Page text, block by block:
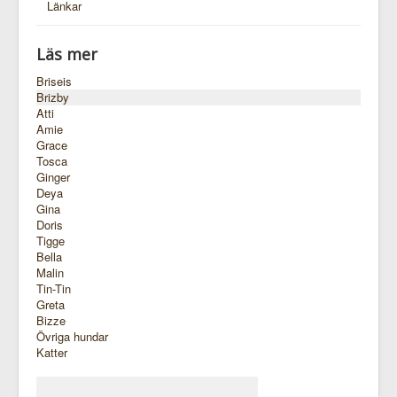
Länkar
Läs mer
Briseis
Brizby
Atti
Amie
Grace
Tosca
Ginger
Deya
Gina
Doris
Tigge
Bella
Malin
Tin-Tin
Greta
Bizze
Övriga hundar
Katter